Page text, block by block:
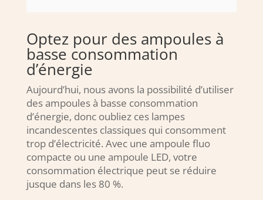
Optez pour des ampoules à
basse consommation
d’énergie
Aujourd’hui, nous avons la possibilité d’utiliser
des ampoules à basse consommation
d’énergie, donc oubliez ces lampes
incandescentes classiques qui consomment
trop d’électricité. Avec une ampoule fluo
compacte ou une ampoule LED, votre
consommation électrique peut se réduire
jusque dans les 80 %.